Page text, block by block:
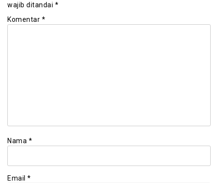
wajib ditandai *
Komentar *
Nama *
Email *